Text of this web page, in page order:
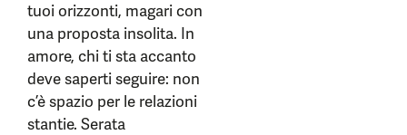
tuoi orizzonti, magari con
una proposta insolita. In
amore, chi ti sta accanto
deve saperti seguire: non
c’è spazio per le relazioni
stantie. Serata